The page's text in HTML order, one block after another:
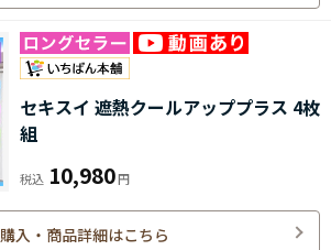
セキスイ 遮熱クールアッププラス 4枚
組
10,980
購入・商品詳細はこちら